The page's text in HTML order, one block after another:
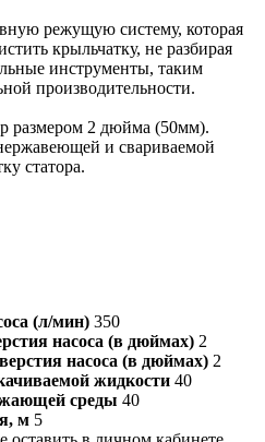
режущую систему, которая
крыльчатку, не разбирая
инструменты, таким
производительности.
размером 2 дюйма (50мм).
и свариваемой
статора.
(л/мин) 350
насоса (в дюймах) 2
насоса (в дюймах) 2
жидкости 40
среды 40
м 5